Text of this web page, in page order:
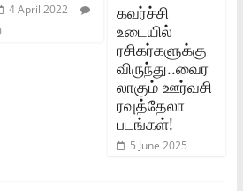
4 April 2022
கவர்ச்சி
உடையில்
ரசிகர்களுக்கு
விருந்து..வைர
லாகும் ஊர்வசி
ரவுத்தேலா
படங்கள்!
5 June 2025